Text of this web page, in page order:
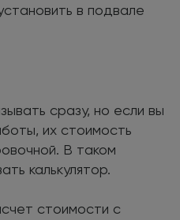
в подвале
сразу, но если вы
их стоимость
В таком
калькулятор.
стоимости с